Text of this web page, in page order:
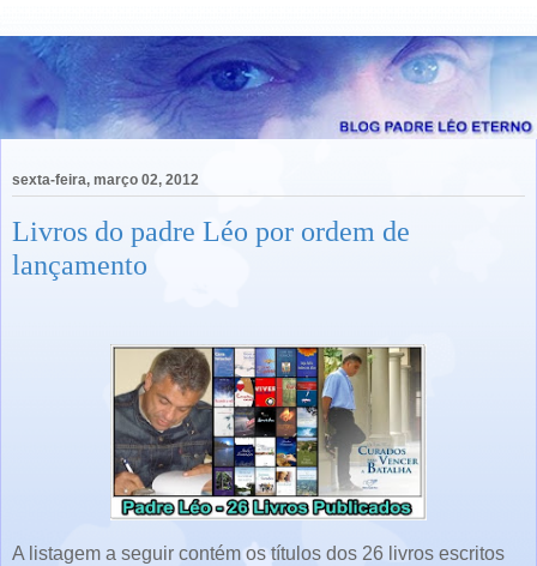
sexta-feira, março 02, 2012
Livros do padre Léo por ordem de
lançamento
A listagem a seguir contém os títulos dos 26 livros escritos